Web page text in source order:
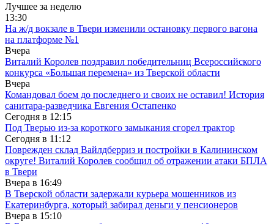
Лучшее за неделю
13:30
На ж/д вокзале в Твери изменили остановку первого вагона
на платформе №1
Вчера
Виталий Королев поздравил победительниц Всероссийского
конкурса «Большая перемена» из Тверской области
Вчера
Командовал боем до последнего и своих не оставил! История
санитара-разведчика Евгения Остапенко
Сегодня в 12:15
Под Тверью из-за короткого замыкания сгорел трактор
Сегодня в 11:12
Поврежден склад Вайлдберриз и постройки в Калининском
округе! Виталий Королев сообщил об отражении атаки БПЛА
в Твери
Вчера в 16:49
В Тверской области задержали курьера мошенников из
Екатеринбурга, который забирал деньги у пенсионеров
Вчера в 15:10